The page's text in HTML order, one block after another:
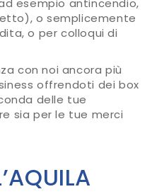
esempio antincendio,
o semplicemente
o per colloqui di
con noi ancora più
offrendoti dei box
delle tue
sia per le tue merci